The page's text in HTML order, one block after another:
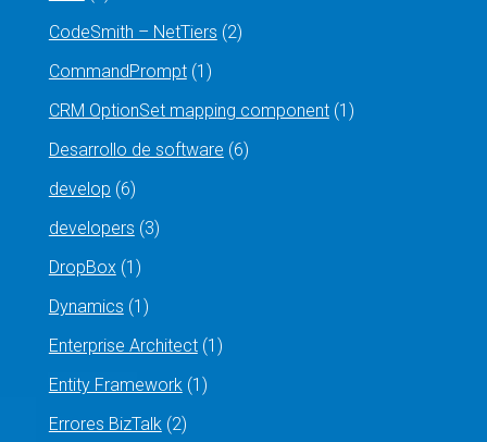
CodeSmith – NetTiers (2)
CommandPrompt(1)
CRM OptionSet mapping component(1)
Desarrollo de software (6)
develop (6)
developers (3)
DropBox(1)
Dynamics (1)
Enterprise Architect(1)
Entity Framework(1)
Errores BizTalk(2)